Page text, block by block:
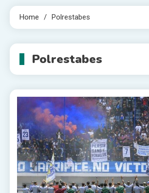
Home Polrestabes
Polrestabes